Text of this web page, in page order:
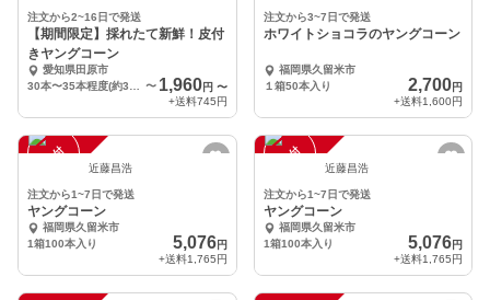
注文から2~16日で発送
【期間限定】採れたて新鮮！皮付
きヤングコーン
愛知県田原市
〜 1,960円 〜
+送料745円
注文から3~7日で発送
ホワイトショコラのヤングコーン
福岡県久留米市
１箱50本入り
2,700円
+送料1,600円
注
文
受
付
停
止 近藤昌浩
注文から1~7日で発送
ヤングコーン
福岡県久留米市
1箱100本入り
5,076円
+送料1,765円
注
文
受
付
停
止 近藤昌浩
注文から1~7日で発送
ヤングコーン
福岡県久留米市
1箱100本入り
5,076円
+送料1,765円